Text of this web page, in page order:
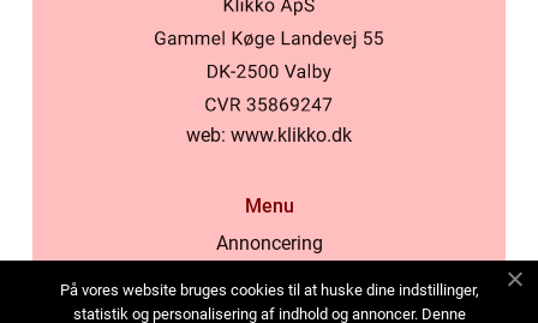
web: www.klikko.dk
Menu
Annoncering
Cookies
På vores website bruges cookies til at huske dine indstillinger,
statistik og personalisering af indhold og annoncer. Denne